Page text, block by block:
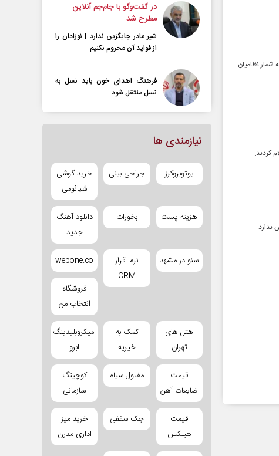
نظامیان
کردند:
ندارد.
در گفت‌و‌گو با جام‌جم آنلاین
مطرح شد
شیر مادر جایگزین ندارد | نوزادان را
از فواید آن محروم نکنیم
فرهنگ اهدای خون باید نسل به
نسل منتقل شود
نیازمندی ها
یوتوبروکرز جراحی بینی
خرید گوشی
شیائومی
هزینه پست بخورات
دانلود آهنگ
جدید
سئو در مشهد
نرم افزار
CRM
webone.co
فروشگاه
انتخاب من
هتل های
تهران
کمک به
خیریه
میکروبلیدینگ
ابرو
قیمت
ضایعات آهن
مفتول سیاه
کوچینگ
سازمانی
قیمت
هبلکس
جک سقفی
خرید میز
اداری مدرن